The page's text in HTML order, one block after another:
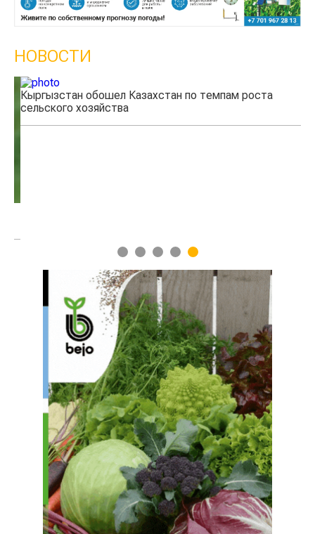
НОВОСТИ
Кыргызстан обошел Казахстан по темпам роста
сельского хозяйства
1 2 3 4 5